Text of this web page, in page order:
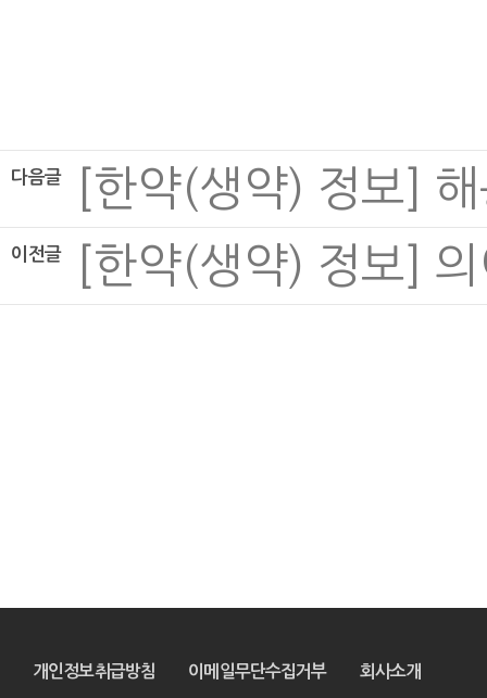
다음글 [한약(생약) 정보]
이전글 [한약(생약) 정보]
개인정보취급방침 이메일무단수집거부 회사소개